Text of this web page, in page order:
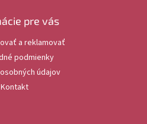
pre vás
a reklamovať
podmienky
údajov
Kontakt